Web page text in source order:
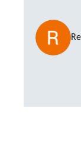
ponctuel
Un